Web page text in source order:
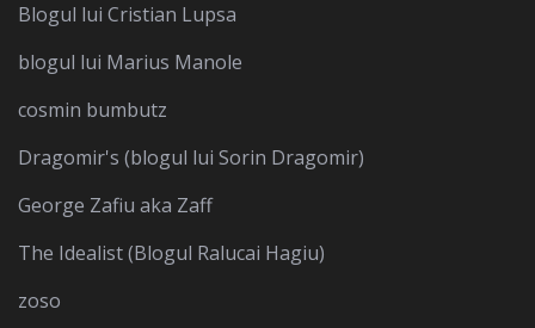
Blogul lui Cristian Lupsa
blogul lui Marius Manole
cosmin bumbutz
Dragomir's (blogul lui Sorin Dragomir)
George Zafiu aka Zaff
The Idealist (Blogul Ralucai Hagiu)
zoso